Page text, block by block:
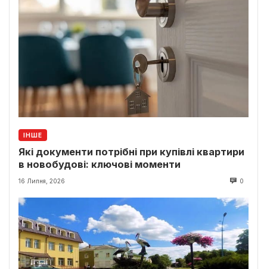
ІНШЕ
Які документи потрібні при купівлі квартири
в новобудові: ключові моменти
16 Липня, 2026 0